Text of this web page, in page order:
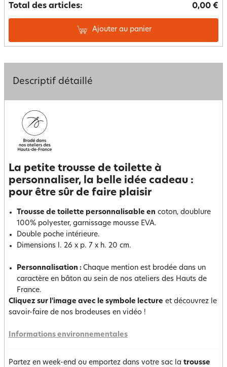
Total des articles: 0,00 €
Ajouter au panier
Descriptif détaillé
La petite trousse de toilette à
personnaliser, la belle idée cadeau :
pour être sûr de faire plaisir
Trousse de toilette personnalisable en coton, doublure
100% polyester, garnissage mousse EVA.
Double poche intérieure.
Dimensions l. 26 x p. 7 x h. 20 cm.
Personnalisation : Chaque mention est brodée dans un
caractère en bâton au sein de nos ateliers des Hauts de
France.
Cliquez sur l'image avec le symbole lecture et découvrez le
savoir-faire de nos brodeuses en vidéo !
Informations environnementales
Partez en week-end ou emportez dans votre sac la trousse